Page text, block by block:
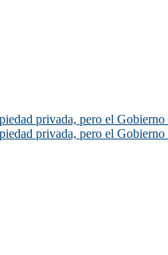
privada, pero el
privada, pero el